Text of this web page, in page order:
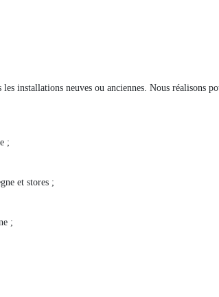
installations neuves ou anciennes. Nous réalisons
;
et stores ;
;